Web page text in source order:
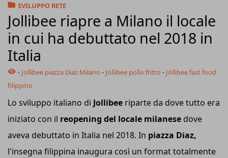
SVILUPPO RETE
Jollibee riapre a Milano il locale
in cui ha debuttato nel 2018 in
Italia
- Jollibee piazza Diaz Milano - Jollibee pollo fritto - Jollibee fast food
filippino
Lo sviluppo italiano di Jollibee riparte da dove tutto era
iniziato con il reopening del locale milanese dove
aveva debuttato in Italia nel 2018. In piazza Diaz,
l'insegna filippina inaugura così un format totalmente